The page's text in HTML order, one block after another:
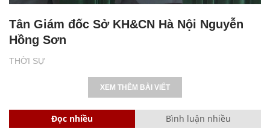
THỜI SỰ
Tân Giám đốc Sở KH&CN Hà Nội Nguyễn
Hồng Sơn
XEM THÊM BÀI VIẾT
Đọc nhiều Bình luận nhiều